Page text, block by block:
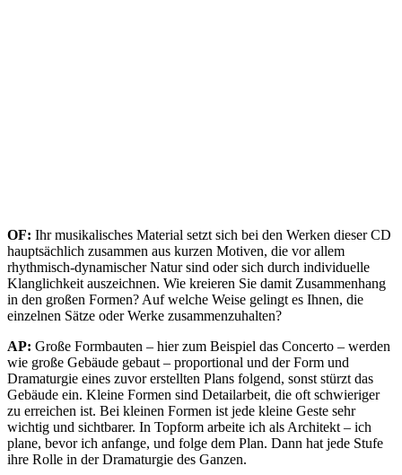
OF: Ihr musikalisches Material setzt sich bei den Werken dieser CD
hauptsächlich zusammen aus kurzen Motiven, die vor allem
rhythmisch-dynamischer Natur sind oder sich durch individuelle
Klanglichkeit auszeichnen. Wie kreieren Sie damit Zusammenhang
in den großen Formen? Auf welche Weise gelingt es Ihnen, die
einzelnen Sätze oder Werke zusammenzuhalten?
AP: Große Formbauten – hier zum Beispiel das Concerto – werden
wie große Gebäude gebaut – proportional und der Form und
Dramaturgie eines zuvor erstellten Plans folgend, sonst stürzt das
Gebäude ein. Kleine Formen sind Detailarbeit, die oft schwieriger
zu erreichen ist. Bei kleinen Formen ist jede kleine Geste sehr
wichtig und sichtbarer. In Topform arbeite ich als Architekt – ich
plane, bevor ich anfange, und folge dem Plan. Dann hat jede Stufe
ihre Rolle in der Dramaturgie des Ganzen.